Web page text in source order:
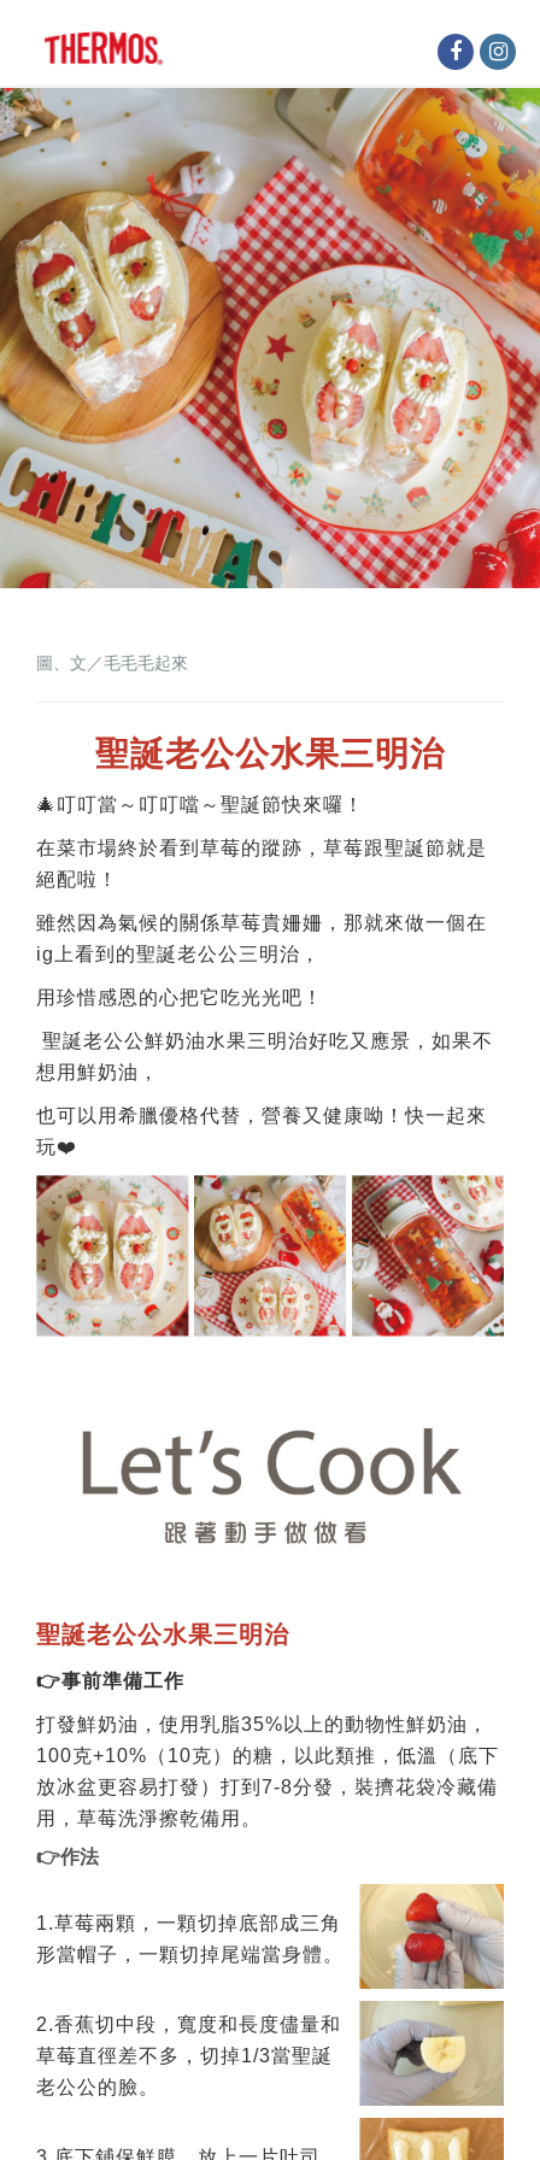
圖、文／毛毛毛起來
聖誕老公公水果三明治
🎄叮叮當～叮叮噹～聖誕節快來囉！
在菜市場終於看到草莓的蹤跡，草莓跟聖誕節就是
絕配啦！
雖然因為氣候的關係草莓貴姍姍，那就來做一個在
ig上看到的聖誕老公公三明治，
用珍惜感恩的心把它吃光光吧！
聖誕老公公鮮奶油水果三明治好吃又應景，如果不
想用鮮奶油，
也可以用希臘優格代替，營養又健康呦！快一起來
玩❤️
聖誕老公公水果三明治
👉事前準備工作
打發鮮奶油，使用乳脂35%以上的動物性鮮奶油，
100克+10%（10克）的糖，以此類推，低溫（底下
放冰盆更容易打發）打到7-8分發，裝擠花袋冷藏備
用，草莓洗淨擦乾備用。
👉作法
1.草莓兩顆，一顆切掉底部成三角
形當帽子，一顆切掉尾端當身體。
2.香蕉切中段，寬度和長度儘量和
草莓直徑差不多，切掉1/3當聖誕
老公公的臉。